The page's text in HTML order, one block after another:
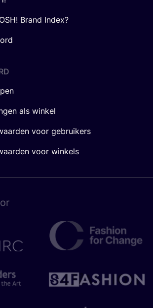
Brand Index?
als winkel
voor gebruikers
voor winkels